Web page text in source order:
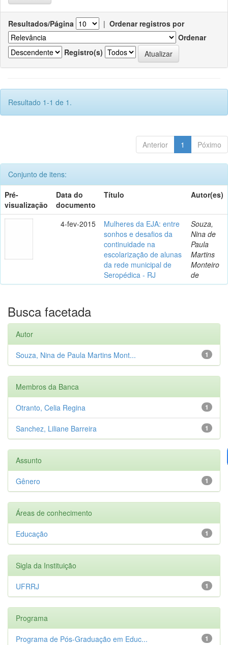
Resultados/Página | Ordenar registros por
Ordenar
Registro(s)
Resultado 1-1 de 1.
Anterior 1 Póximo
Conjunto de itens:
Pré-
visualização
Data do
documento
Título Autor(es)
4-fev-2015
Mulheres da EJA: entre
sonhos e desafios da
continuidade na
escolarização de alunas
da rede municipal de
Seropédica - RJ
Souza,
Nina de
Paula
Martins
Monteiro
de
Busca facetada
Autor
1
Souza, Nina de Paula Martins Mont...
Membros da Banca
1
Otranto, Celia Regina
1
Sanchez, Liliane Barreira
Assunto
1
Gênero
Áreas de conhecimento
1
Educação
Sigla da Instituição
1
UFRRJ
Programa
1
Programa de Pós-Graduação em Educ...